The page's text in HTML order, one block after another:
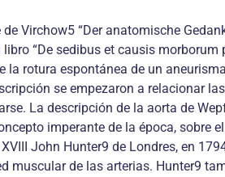
Virchow5 “Der anatomische
“De sedibus et causis
rotura espontánea de un
se empezaron a relacionar
La descripción de la aorta de
imperante de la época, sobre
John Hunter9 de Londres, en
de las arterias. Hunter9